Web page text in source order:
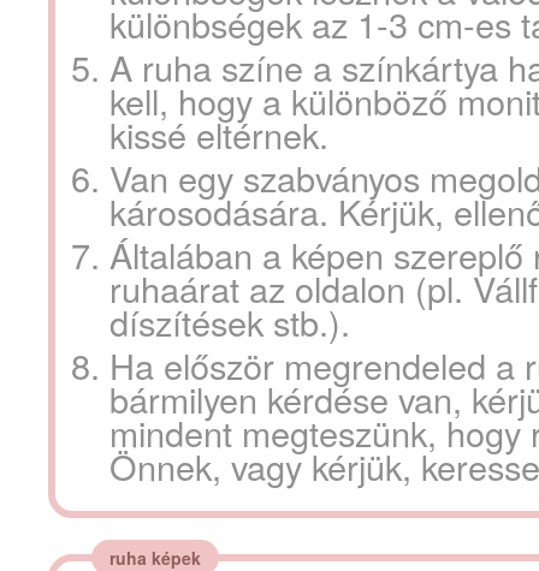
különbségek az 1-3 cm-es
A ruha színe a színkártya
kell, hogy a különböző
kissé eltérnek.
Van egy szabványos
károsodására. Kérjük,
Általában a képen
ruhaárat az oldalon (pl.
díszítések stb.).
Ha először megrendeled a
bármilyen kérdése van,
mindent megteszünk,
Önnek, vagy kérjük,
ruha képek